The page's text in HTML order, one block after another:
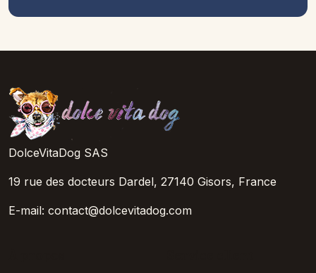
DolceVitaDog SAS
19 rue des docteurs Dardel, 27140 Gisors, France
E-mail: contact@dolcevitadog.com